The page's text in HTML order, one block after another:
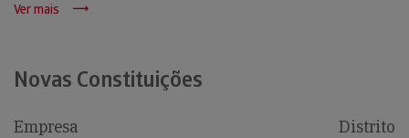
Ver mais
Novas Constituições
Empresa Distrito